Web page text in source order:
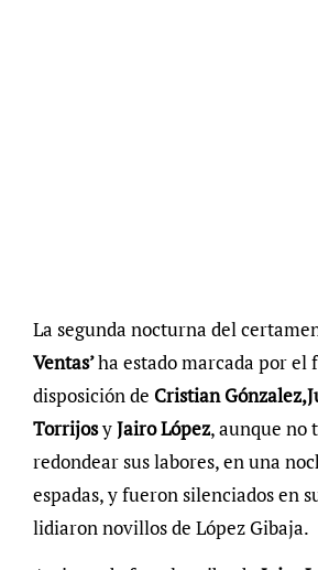
La segunda nocturna del
Ventas’ha estado marcada por
disposición de Cristian Gónzalez,
TorrijosyJairo López, aunque no
redondear sus labores, en una
espadas, y fueron silenciados en
lidiaron novillos de López Gibaja.